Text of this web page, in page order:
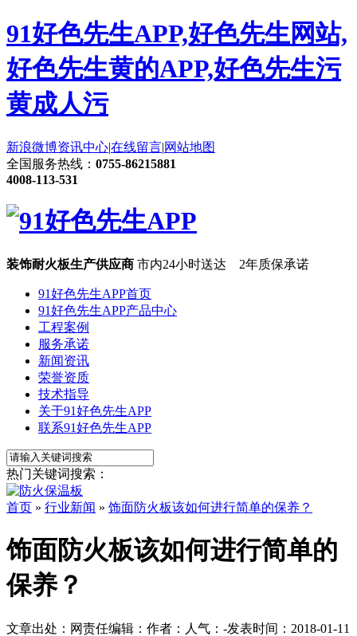
91好色先生APP,好色先生网站,
好色先生黄的APP,好色先生污
黄成人污
新浪微博资讯中心|在线留言|网站地图
全国服务热线： 0755-86215881
4008-113-531
装饰耐火板生产供应商 市内24小时送达 2年质保承诺
91好色先生APP首页
91好色先生APP产品中心
工程案例
服务承诺
新闻资讯
荣誉资质
技术指导
关于91好色先生APP
联系91好色先生APP
热门关键词搜索：
首页 » 行业新闻 » 饰面防火板该如何进行简单的保养？
饰面防火板该如何进行简单的
保养？
文章出处： 网责任编辑： 作者： 人气： -发表时间：2018-01-11